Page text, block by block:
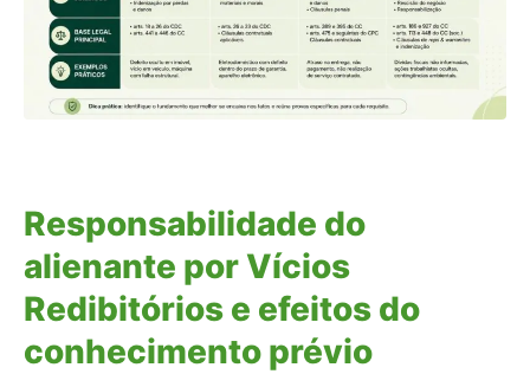
Responsabilidade do
alienante por Vícios
Redibitórios e efeitos do
conhecimento prévio